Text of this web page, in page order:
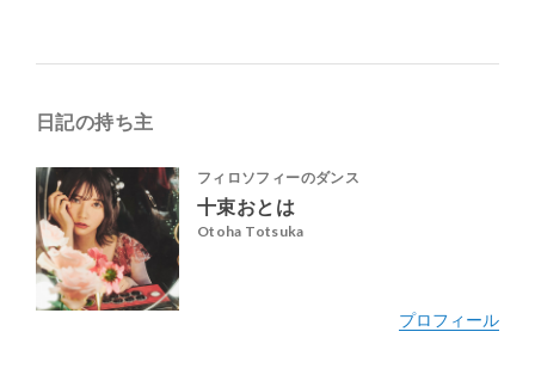
日記の持ち主
フィロソフィーのダンス
十束おとは
Otoha Totsuka